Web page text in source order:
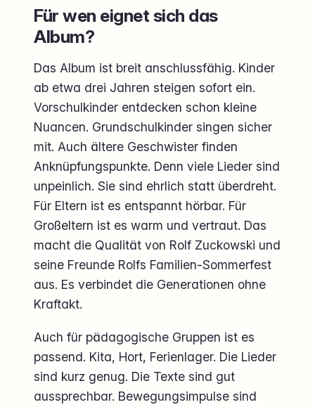
Für wen eignet sich das
Album?
Das Album ist breit anschlussfähig. Kinder
ab etwa drei Jahren steigen sofort ein.
Vorschulkinder entdecken schon kleine
Nuancen. Grundschulkinder singen sicher
mit. Auch ältere Geschwister finden
Anknüpfungspunkte. Denn viele Lieder sind
unpeinlich. Sie sind ehrlich statt überdreht.
Für Eltern ist es entspannt hörbar. Für
Großeltern ist es warm und vertraut. Das
macht die Qualität von Rolf Zuckowski und
seine Freunde Rolfs Familien-Sommerfest
aus. Es verbindet die Generationen ohne
Kraftakt.
Auch für pädagogische Gruppen ist es
passend. Kita, Hort, Ferienlager. Die Lieder
sind kurz genug. Die Texte sind gut
aussprechbar. Bewegungsimpulse sind